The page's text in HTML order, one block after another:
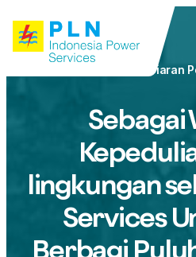
Siaran
Sebagai
lingkungan
Services
Berbagi